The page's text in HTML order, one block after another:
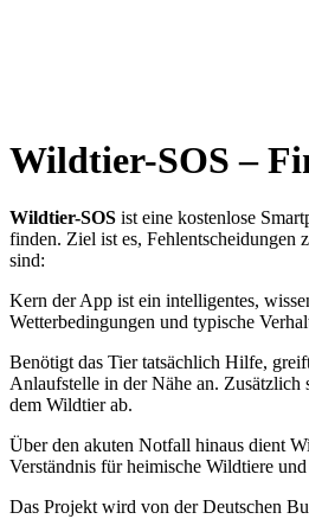
Wildtier-SOS –
Wildtier-SOS ist eine kostenlose
finden. Ziel ist es, Fehlentscheidungen
sind:
Kern der App ist ein intelligentes,
Wetterbedingungen und typische
Benötigt das Tier tatsächlich Hilfe,
Anlaufstelle in der Nähe an.
dem Wildtier ab.
Über den akuten Notfall hinaus dient
Verständnis für heimische Wildtiere
Das Projekt wird von der Deutschen